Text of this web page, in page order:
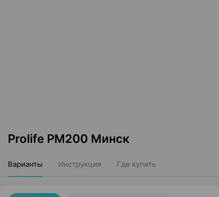
Prolife PM200 Минск
Варианты Инструкция Где купить